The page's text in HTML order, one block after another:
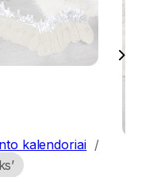
kalendoriai /